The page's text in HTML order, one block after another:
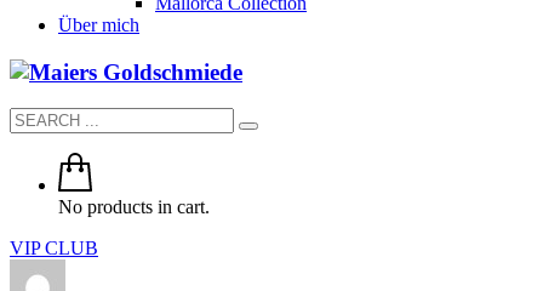
Über mich
No products in cart.
VIP CLUB